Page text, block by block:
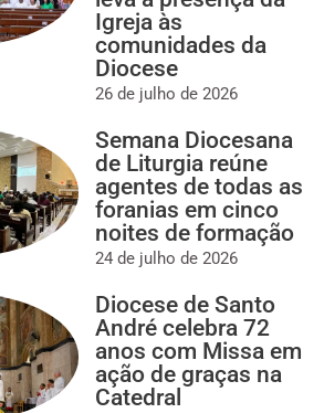
Igreja às
comunidades da
Diocese
26 de julho de 2026
Semana Diocesana
de Liturgia reúne
agentes de todas as
foranias em cinco
noites de formação
24 de julho de 2026
Diocese de Santo
André celebra 72
anos com Missa em
ação de graças na
Catedral